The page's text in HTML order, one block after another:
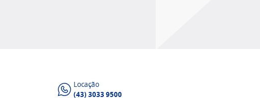
Locação
(43) 3033 9500